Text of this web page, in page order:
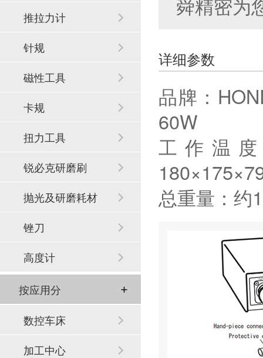
详细参数
品牌：
60W 电
工作
总重量：
推拉力计
针规
磁性工具
卡规
扭力工具
锐必克研磨刷
抛光及研磨耗材
锉刀
高度计
按应用分
数控车床
加工中心